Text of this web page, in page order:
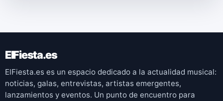
ElFiesta.es
ElFiesta.es es un espacio dedicado a la actualidad musical:
noticias, galas, entrevistas, artistas emergentes,
lanzamientos y eventos. Un punto de encuentro para